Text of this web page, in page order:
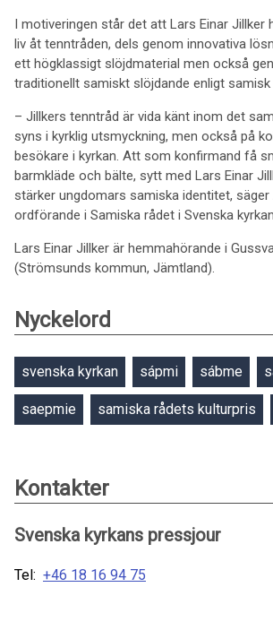
I motiveringen står det att Lars Einar Jillker
liv åt tenntråden, dels genom innovativa
ett högklassigt slöjdmaterial men också
traditionellt samiskt slöjdande enligt samisk
– Jillkers tenntråd är vida känt inom det
syns i kyrklig utsmyckning, men också på
besökare i kyrkan. Att som konfirmand få
barmkläde och bälte, sytt med Lars Einar
stärker ungdomars samiska identitet, säger
ordförande i Samiska rådet i Svenska
Lars Einar Jillker är hemmahörande i
(Strömsunds kommun, Jämtland).
Nyckelord
svenska kyrkan sápmi sábme
saepmie samiska rådets kulturpris
Kontakter
Svenska kyrkans pressjour
Tel: +46 18 16 94 75